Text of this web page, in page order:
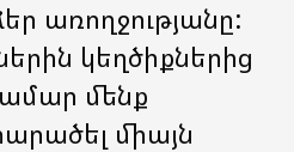
առողջությանը:
կեղծիքներից
մենք
միայն